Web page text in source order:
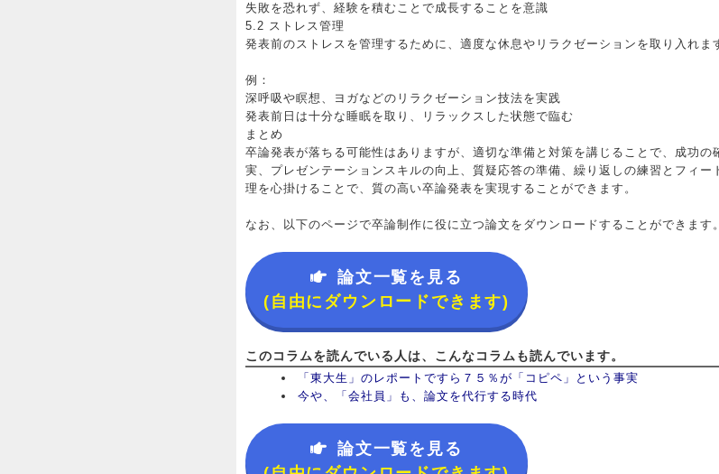
失敗を恐れず、経験を積むことで成長することを意識
5.2 ストレス管理
発表前のストレスを管理するために、適度な休息やリラクゼーションを取り入れま
例：
深呼吸や瞑想、ヨガなどのリラクゼーション技法を実践
発表前日は十分な睡眠を取り、リラックスした状態で臨む
まとめ
卒論発表が落ちる可能性はありますが、適切な準備と対策を講じることで、成功
実、プレゼンテーションスキルの向上、質疑応答の準備、繰り返しの練習とフィ
理を心掛けることで、質の高い卒論発表を実現することができます。
なお、以下のページで卒論制作に役に立つ論文をダウンロードすることができます。
論文一覧を見る
(自由にダウンロードできます)
このコラムを読んでいる人は、こんなコラムも読んでいます。
「東大生」のレポートですら７５％が「コピペ」という事実
今や、「会社員」も、論文を代行する時代
論文一覧を見る